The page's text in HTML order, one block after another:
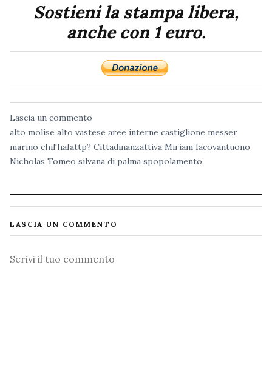
Sostieni la stampa libera,
anche con 1 euro.
Lascia un commento
alto molise alto vastese aree interne castiglione messer
marino chil'hafattp? Cittadinanzattiva Miriam Iacovantuono
Nicholas Tomeo silvana di palma spopolamento
LASCIA UN COMMENTO
Commento